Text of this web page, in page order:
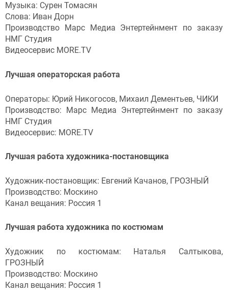
Музыка: Сурен Томасян
Слова: Иван Дорн
Производство Марс Медиа Энтертейнмент по заказу
НМГ Студия
Видеосервис MORE.TV
Лучшая операторская работа
Операторы: Юрий Никогосов, Михаил Дементьев, ЧИКИ
Производство: Марс Медиа Энтертейнмент по заказу
НМГ Студия
Видеосервис: MORE.TV
Лучшая работа художника-постановщика
Художник-постановщик: Евгений Качанов, ГРОЗНЫЙ
Производство: Москино
Канал вещания: Россия 1
Лучшая работа художника по костюмам
Художник по костюмам: Наталья Салтыкова,
ГРОЗНЫЙ
Производство: Москино
Канал вещания: Россия 1